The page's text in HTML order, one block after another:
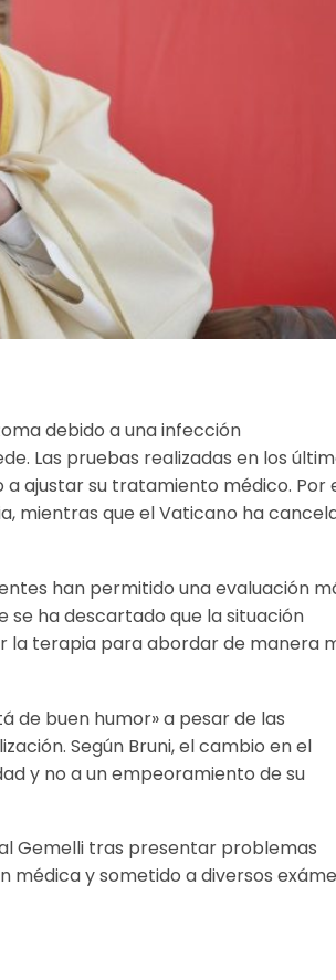
debido a una infección
Las pruebas realizadas en los
ajustar su tratamiento médico. Por
mientras que el Vaticano ha
han permitido una evaluación
ha descartado que la situación
la terapia para abordar de manera
de buen humor» a pesar de las
Según Bruni, el cambio en el
y no a un empeoramiento de su
Gemelli tras presentar problemas
médica y sometido a diversos